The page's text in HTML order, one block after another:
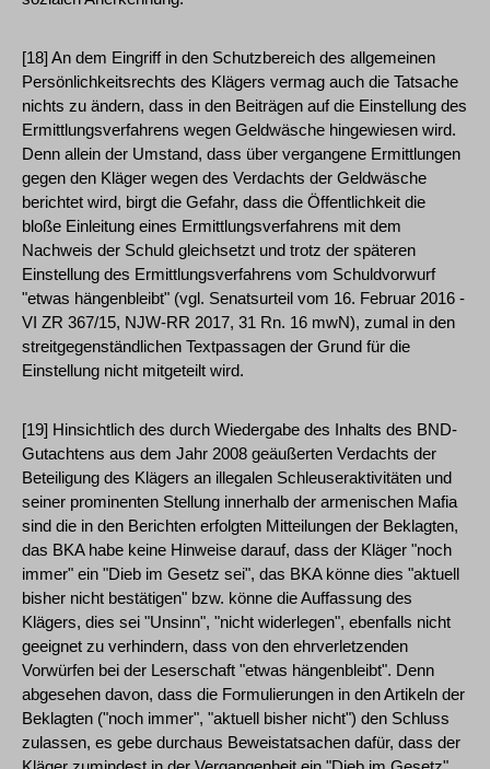
[18] An dem Eingriff in den Schutzbereich des allgemeinen
Persönlichkeitsrechts des Klägers vermag auch die Tatsache
nichts zu ändern, dass in den Beiträgen auf die Einstellung des
Ermittlungsverfahrens wegen Geldwäsche hingewiesen wird.
Denn allein der Umstand, dass über vergangene Ermittlungen
gegen den Kläger wegen des Verdachts der Geldwäsche
berichtet wird, birgt die Gefahr, dass die Öffentlichkeit die
bloße Einleitung eines Ermittlungsverfahrens mit dem
Nachweis der Schuld gleichsetzt und trotz der späteren
Einstellung des Ermittlungsverfahrens vom Schuldvorwurf
"etwas hängenbleibt" (vgl. Senatsurteil vom 16. Februar 2016 -
VI ZR 367/15, NJW-RR 2017, 31 Rn. 16 mwN), zumal in den
streitgegenständlichen Textpassagen der Grund für die
Einstellung nicht mitgeteilt wird.
[19] Hinsichtlich des durch Wiedergabe des Inhalts des BND-
Gutachtens aus dem Jahr 2008 geäußerten Verdachts der
Beteiligung des Klägers an illegalen Schleuseraktivitäten und
seiner prominenten Stellung innerhalb der armenischen Mafia
sind die in den Berichten erfolgten Mitteilungen der Beklagten,
das BKA habe keine Hinweise darauf, dass der Kläger "noch
immer" ein "Dieb im Gesetz sei", das BKA könne dies "aktuell
bisher nicht bestätigen" bzw. könne die Auffassung des
Klägers, dies sei "Unsinn", "nicht widerlegen", ebenfalls nicht
geeignet zu verhindern, dass von den ehrverletzenden
Vorwürfen bei der Leserschaft "etwas hängenbleibt". Denn
abgesehen davon, dass die Formulierungen in den Artikeln der
Beklagten ("noch immer", "aktuell bisher nicht") den Schluss
zulassen, es gebe durchaus Beweistatsachen dafür, dass der